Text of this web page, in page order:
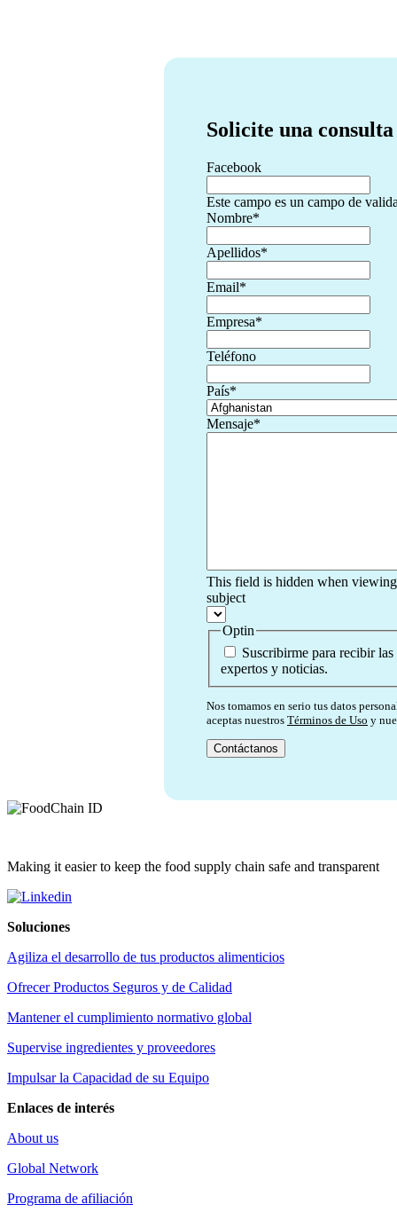
Solicite una consulta
Facebook
Este campo es un campo de
Nombre*
Apellidos*
Email*
Empresa*
Teléfono
País*
Mensaje*
This field is hidden when
subject
Optin
Suscribirme para recibir
expertos y noticias.
Nos tomamos en serio tus datos
aceptas nuestros Términos de Uso y
Making it easier to keep the food supply chain safe and transparent
Soluciones
Agiliza el desarrollo de tus productos alimenticios
Ofrecer Productos Seguros y de Calidad
Mantener el cumplimiento normativo global
Supervise ingredientes y proveedores
Impulsar la Capacidad de su Equipo
Enlaces de interés
About us
Global Network
Programa de afiliación